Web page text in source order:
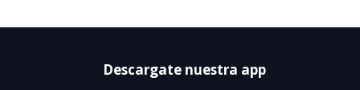
Descargate nuestra app